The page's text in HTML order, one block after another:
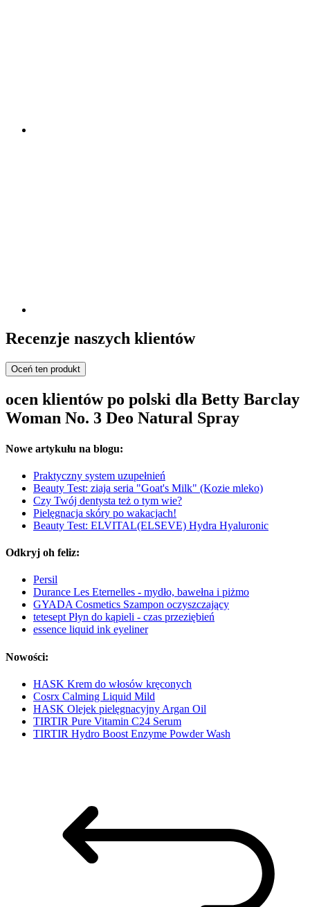
Recenzje naszych klientów
Oceń ten produkt
ocen klientów po polski dla Betty Barclay
Woman No. 3 Deo Natural Spray
Nowe artykułu na blogu:
Praktyczny system uzupełnień
Beauty Test: ziaja seria "Goat's Milk" (Kozie mleko)
Czy Twój dentysta też o tym wie?
Pielęgnacja skóry po wakacjach!
Beauty Test: ELVITAL(ELSEVE) Hydra Hyaluronic
Odkryj oh feliz:
Persil
Durance Les Eternelles - mydło, bawełna i piżmo
GYADA Cosmetics Szampon oczyszczający
tetesept Płyn do kąpieli - czas przeziębień
essence liquid ink eyeliner
Nowości:
HASK Krem do włosów kręconych
Cosrx Calming Liquid Mild
HASK Olejek pielęgnacyjny Argan Oil
TIRTIR Pure Vitamin C24 Serum
TIRTIR Hydro Boost Enzyme Powder Wash